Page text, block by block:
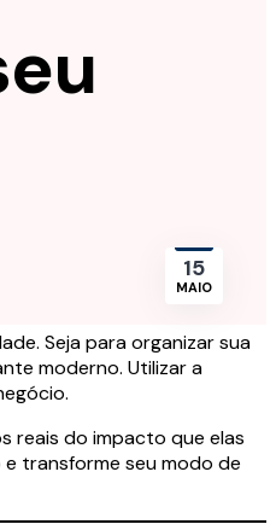
15
MAIO
Seja para organizar sua
moderno. Utilizar a
reais do impacto que elas
transforme seu modo de